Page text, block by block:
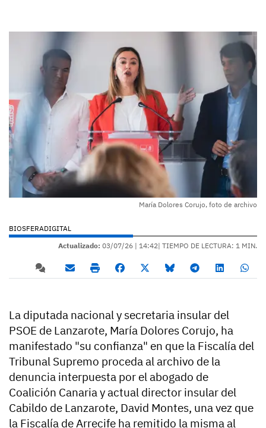
María Dolores Corujo, foto de archivo
BIOSFERADIGITAL
Actualizado: 03/07/26 | 14:42| TIEMPO DE LECTURA: 1 MIN.
La diputada nacional y secretaria insular del
PSOE de Lanzarote, María Dolores Corujo, ha
manifestado "su confianza" en que la Fiscalía del
Tribunal Supremo proceda al archivo de la
denuncia interpuesta por el abogado de
Coalición Canaria y actual director insular del
Cabildo de Lanzarote, David Montes, una vez que
la Fiscalía de Arrecife ha remitido la misma al